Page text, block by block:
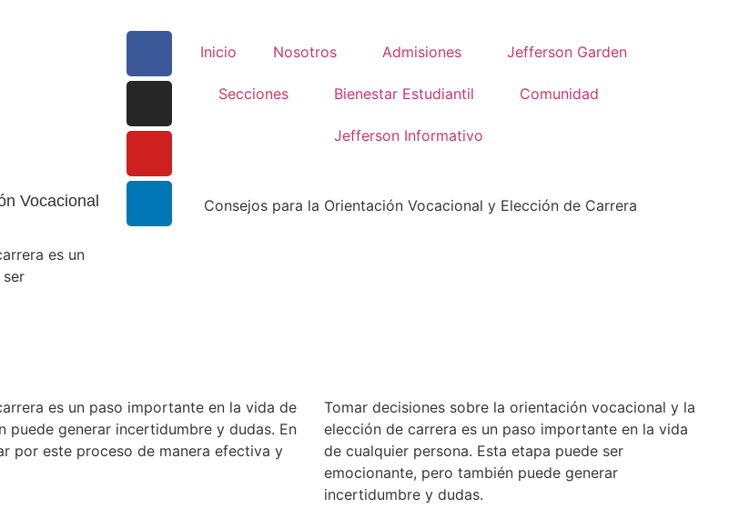
Inicio Nosotros Admisiones Jefferson Garden
Secciones Bienestar Estudiantil Comunidad
Jefferson Informativo
Vocacional
es un
es un paso importante en la vida de
puede generar incertidumbre y dudas. En
por este proceso de manera efectiva y
Tomar decisiones sobre la orientación vocacional y la
elección de carrera es un paso importante en la vida
de cualquier persona. Esta etapa puede ser
emocionante, pero también puede generar
incertidumbre y dudas.